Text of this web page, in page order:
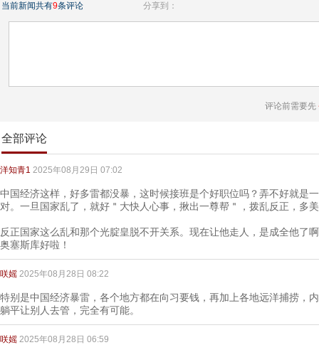
当前新闻共有9条评论 分享到：
评论前需要先
全部评论
洋知青1 2025年08月29日 07:02
中国经济这样，好多雷都没暴，这时候接班是个好职位吗？弄不好就是
对。一旦国家乱了，就好＂大快人心事，揪出一尊帮＂，拨乱反正，多
反正国家这么乱和那个光腚皇脱不开关系。现在让他走人，是成全他了
奥塞斯库好啦！
咲媱 2025年08月28日 08:22
特别是中国经济暴雷，各个地方都在向习要钱，再加上各地远洋捕捞，
躺平让别人去管，完全有可能。
咲媱 2025年08月28日 06:59